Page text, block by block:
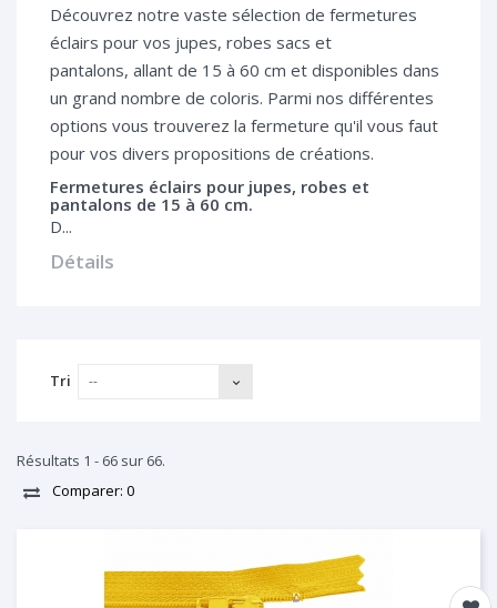
Découvrez notre vaste sélection de fermetures
éclairs pour vos jupes, robes sacs et
pantalons, allant de 15 à 60 cm et disponibles dans
un grand nombre de coloris. Parmi nos différentes
options vous trouverez la fermeture qu'il vous faut
pour vos divers propositions de créations.
Fermetures éclairs pour jupes, robes et
pantalons de 15 à 60 cm.
D...
Détails
Tri --
Résultats 1 - 66 sur 66.
Comparer: 0